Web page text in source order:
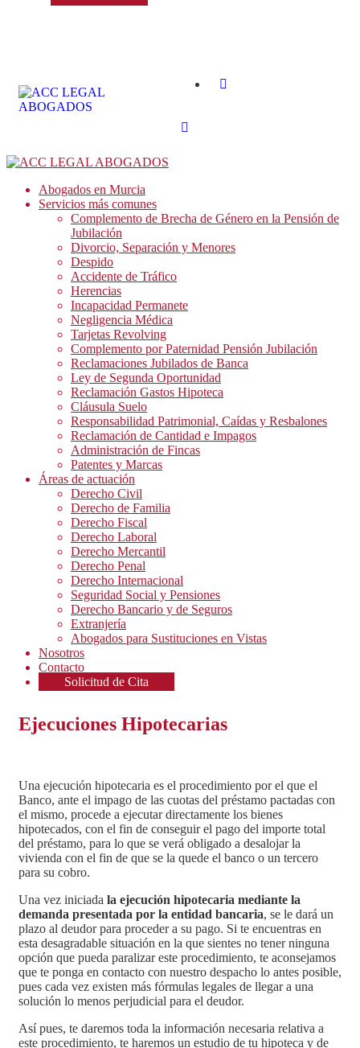
Abogados en Murcia
Servicios más comunes
Complemento de Brecha de Género en la Pensión de
Jubilación
Divorcio, Separación y Menores
Despido
Accidente de Tráfico
Herencias
Incapacidad Permanete
Negligencia Médica
Tarjetas Revolving
Complemento por Paternidad Pensión Jubilación
Reclamaciones Jubilados de Banca
Ley de Segunda Oportunidad
Reclamación Gastos Hipoteca
Cláusula Suelo
Responsabilidad Patrimonial, Caídas y Resbalones
Reclamación de Cantidad e Impagos
Administración de Fincas
Patentes y Marcas
Áreas de actuación
Derecho Civil
Derecho de Familia
Derecho Fiscal
Derecho Laboral
Derecho Mercantil
Derecho Penal
Derecho Internacional
Seguridad Social y Pensiones
Derecho Bancario y de Seguros
Extranjería
Abogados para Sustituciones en Vistas
Nosotros
Contacto
Solicitud de Cita
Ejecuciones Hipotecarias
Una ejecución hipotecaria es el procedimiento por el que el
Banco, ante el impago de las cuotas del préstamo pactadas con
el mismo, procede a ejecutar directamente los bienes
hipotecados, con el fin de conseguir el pago del importe total
del préstamo, para lo que se verá obligado a desalojar la
vivienda con el fin de que se la quede el banco o un tercero
para su cobro.
Una vez iniciada la ejecución hipotecaria mediante la
demanda presentada por la entidad bancaria, se le dará un
plazo al deudor para proceder a su pago. Si te encuentras en
esta desagradable situación en la que sientes no tener ninguna
opción que pueda paralizar este procedimiento, te aconsejamos
que te ponga en contacto con nuestro despacho lo antes posible,
pues cada vez existen más fórmulas legales de llegar a una
solución lo menos perjudicial para el deudor.
Así pues, te daremos toda la información necesaria relativa a
este procedimiento, te haremos un estudio de tu hipoteca y de